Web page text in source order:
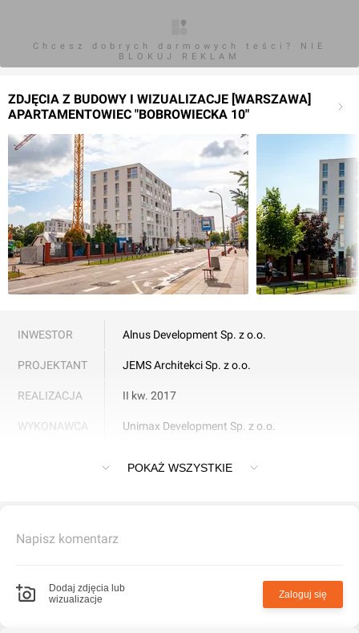
Chcesz dobrych darmowych teści? NIE
BLOKUJ REKLAM
ZDJĘCIA Z BUDOWY I WIZUALIZACJE [WARSZAWA]
APARTAMENTOWIEC "BOBROWIECKA 10"
INWESTOR Alnus Development Sp. z o.o.
PROJEKTANT JEMS Architekci Sp. z o.o.
REALIZACJA II kw. 2017
WYKONAWCA Unimax Development Sp. z o.o.
Apartamentowiec "Bobrowiecka 10" w Warszawie
POKAŻ WSZYSTKIE
Napisz komentarz
Dodaj zdjęcia lub
wizualizacje
Zaloguj się